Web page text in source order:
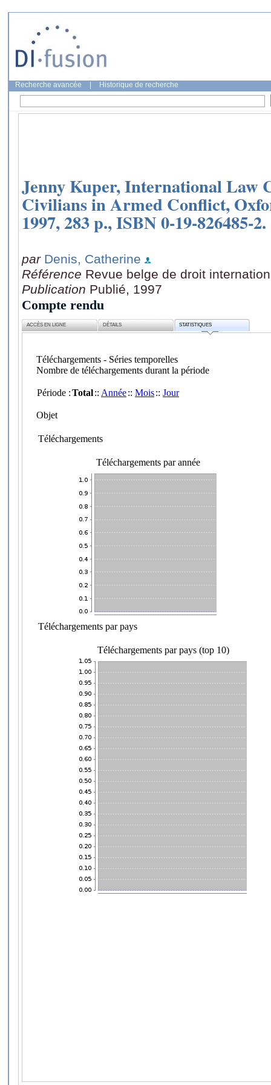
Recherche avancée Historique de recherche
Jenny Kuper, International Law
Civilians in Armed Conflict,
1997, 283 p., ISBN 0-19-826485-2.
par Denis, Catherine
Référence Revue belge de droit
Publication Publié, 1997
Compte rendu
ACCÈS EN LIGNE DÉTAILS STATISTIQUES